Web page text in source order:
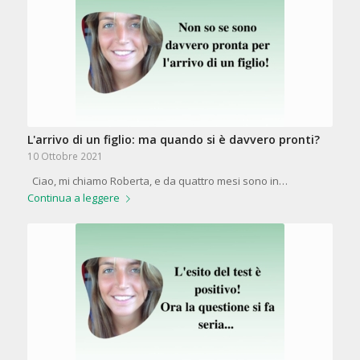
L'arrivo di un figlio: ma quando si è davvero pronti?
10 Ottobre 2021
Ciao, mi chiamo Roberta, e da quattro mesi sono in…
Continua a leggere